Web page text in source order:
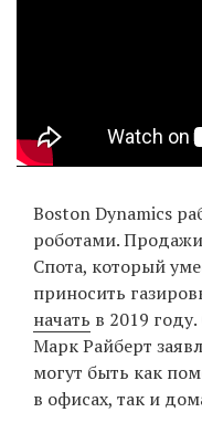
Boston Dynamics
роботами.
Спота, который
приносить
начать в 2019
Марк Райберт
могут быть как
в офисах, так и